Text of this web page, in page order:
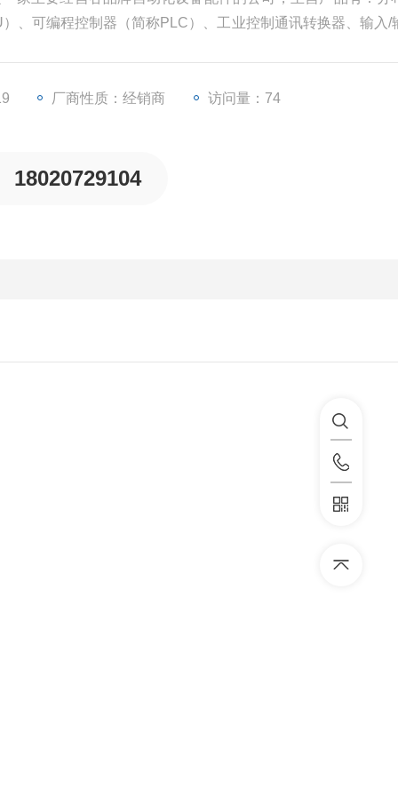
、可编程控制器（简称PLC）、工业控制通讯转换器、输入/
厂商性质：经销商 访问量：74
18020729104